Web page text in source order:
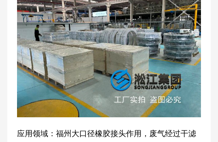
应用领域：福州大口径橡胶接头作用，废气经过干滤